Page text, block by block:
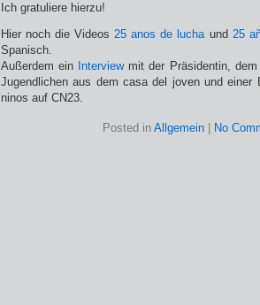
Ich gratuliere hierzu!
Hier noch die Videos25 anos de luchaund 25
Spanisch.
Außerdem ein Interviewmit der Präsidentin, dem
Jugendlichen aus dem casa del joven und einer
ninos auf CN23.
Posted in Allgemein No